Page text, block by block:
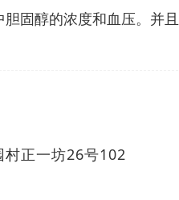
固醇的浓度和血压。并
村正一坊26号102